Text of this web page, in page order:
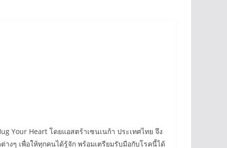
Your Heart โดยแอสตร้าเซนเนก้า ประเทศไทย จึง
งๆ เพื่อให้ทุกคนได้รู้จัก พร้อมเตรียมรับมือกับโรคนี้ได้